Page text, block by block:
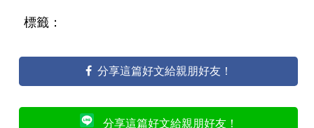
標籤：
分享這篇好文給親朋好友！
分享這篇好文給親朋好友！